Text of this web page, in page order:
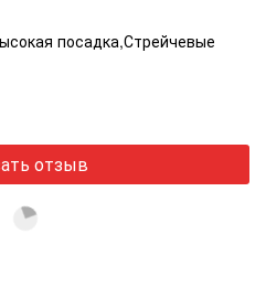
посадка,Стрейчевые
отзыв